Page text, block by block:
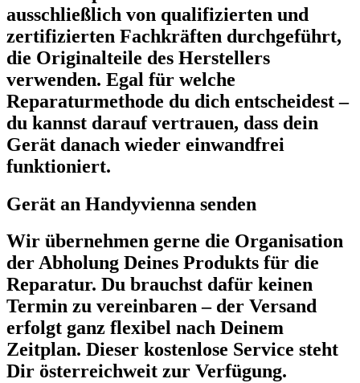
ausschließlich von qualifizierten und
zertifizierten Fachkräften durchgeführt,
die Originalteile des Herstellers
verwenden. Egal für welche
Reparaturmethode du dich entscheidest –
du kannst darauf vertrauen, dass dein
Gerät danach wieder einwandfrei
funktioniert.
Gerät an Handyvienna senden
Wir übernehmen gerne die Organisation
der Abholung Deines Produkts für die
Reparatur. Du brauchst dafür keinen
Termin zu vereinbaren – der Versand
erfolgt ganz flexibel nach Deinem
Zeitplan. Dieser kostenlose Service steht
Dir österreichweit zur Verfügung.